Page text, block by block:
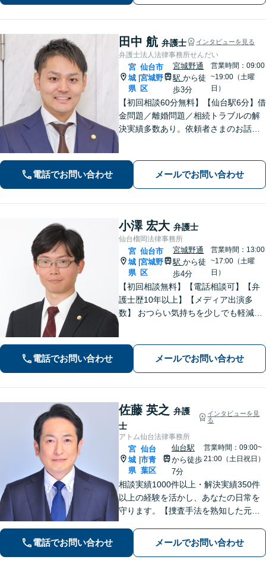
田中 航 弁護士 インタビューを見る
弁護士法人法律事務所せんだい
宮
城
県
仙台市
宮城野
区
宮城野通
駅から徒
歩3分
営業時間：09:00
~19:00（土曜
日）
【初回相談60分無料】【仙台駅6分】借
金問題／離婚問題／相続トラブルの解
決実績多数あり。依頼者さまのお話や
も営業】交通事故や刑事事件のご相談
もお任せください【Web面談可】
電話でお問い合わせ メールでお問い合わせ
小澤 宏大 弁護士
仙台榴岡法律事務所
宮
城
県
仙台市
宮城野
区
宮城野通
駅から徒
歩4分
営業時間：13:00
~17:00（土曜
日）
【初回相談無料】【電話相談可】【弁
護士歴10年以上】【メディア出演多
数】 おつらい気持ちを少しでも軽減し
用は契約前に分かりやすくご説明しま
す。一度ご相談ください【夜間・休日
電話でお問い合わせ メールでお問い合わせ
佐藤 英之 弁護
士
インタビューを見
る
アトム仙台法律事務所
宮
城
県
仙台
市青
葉区
仙台駅
から徒歩
7分
営業時間：09:00~
21:00（土日祝日）
相談実績1000件以上・解決実績350件
以上の経験を活かし、あなたの日常を
守ります。【捜査手法を熟知した元警
通事故に特化】
電話でお問い合わせ メールでお問い合わせ